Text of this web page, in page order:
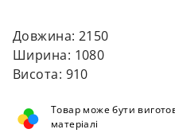
Довжина: 2150
Ширина: 1080
Висота: 910
Товар може бути
матеріалі